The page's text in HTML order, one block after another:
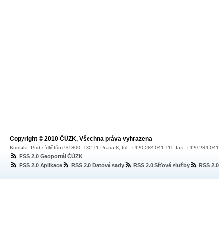
Copyright © 2010 ČÚZK, Všechna práva vyhrazena
Kontakt: Pod sídlištěm 9/1800, 182 11 Praha 8, tel.: +420 284 041 111, fax: +420 284
RSS 2.0 Geoportál ČÚZK
RSS 2.0 Aplikace
RSS 2.0 Datové sady RSS 2.0 Síťové služby RSS